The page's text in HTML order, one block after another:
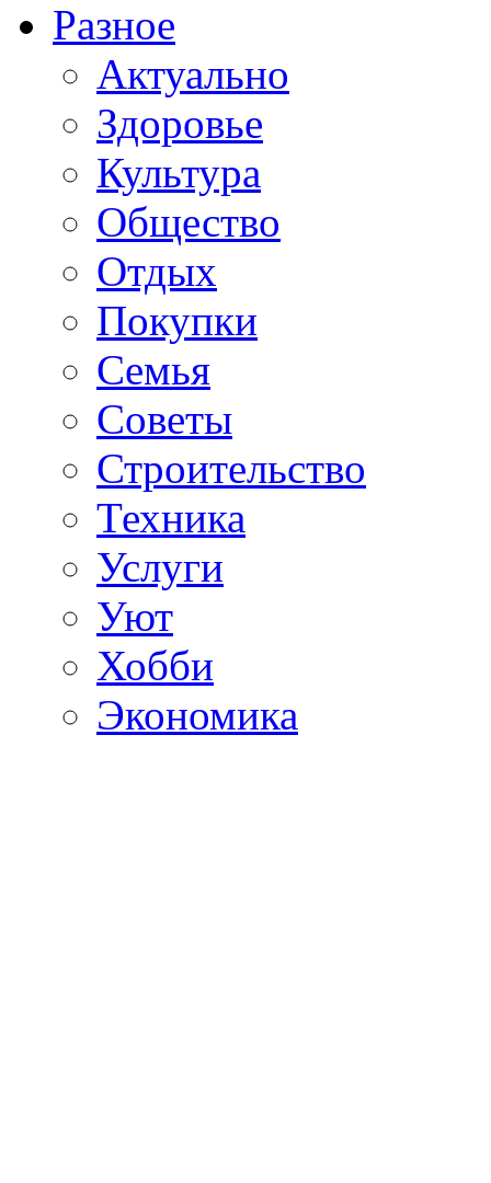
Разное
Актуально
Здоровье
Культура
Общество
Отдых
Покупки
Семья
Советы
Строительство
Техника
Услуги
Уют
Хобби
Экономика